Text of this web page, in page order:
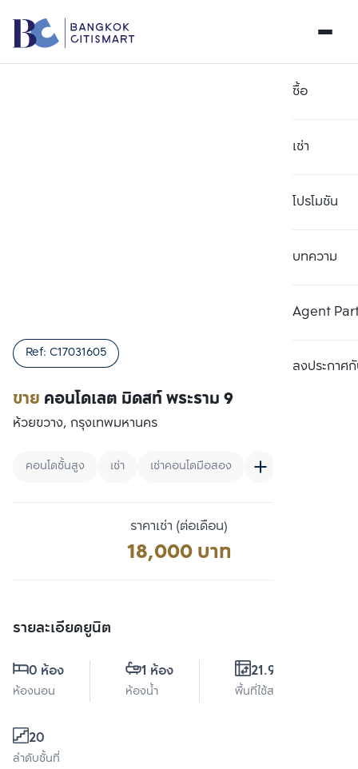
ซื้อ
เช่า
โปรโมชัน
บทความ
Agent
ลงประกาศกั
ขาย คอนโดเลต มิดสท์ พระราม 9
Ref: C17031605
ห้วยขวาง, กรุงเทพมหานคร
คอนโดชั้นสูง เช่า เช่าคอนโดมือสอง
ราคาเช่า (ต่อเดือน)
18,000 บาท
รายละเอียดยูนิต
0 ห้อง
ห้องนอน
1 ห้อง
ห้องน้ำ
21.99 ตร.ม.
พื้นที่ใช้สอย
20
ลำดับชั้นที่